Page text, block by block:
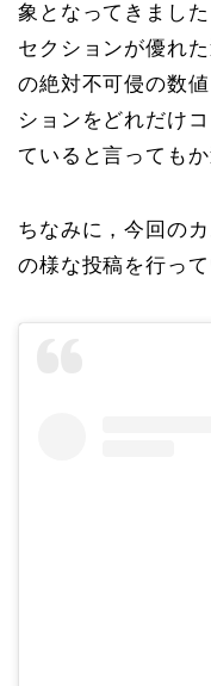
象となってきまし
セクションが優れ
の絶対不可侵の数
ションをどれだけ
ていると言っても
ちなみに，今回の
の様な投稿を行って